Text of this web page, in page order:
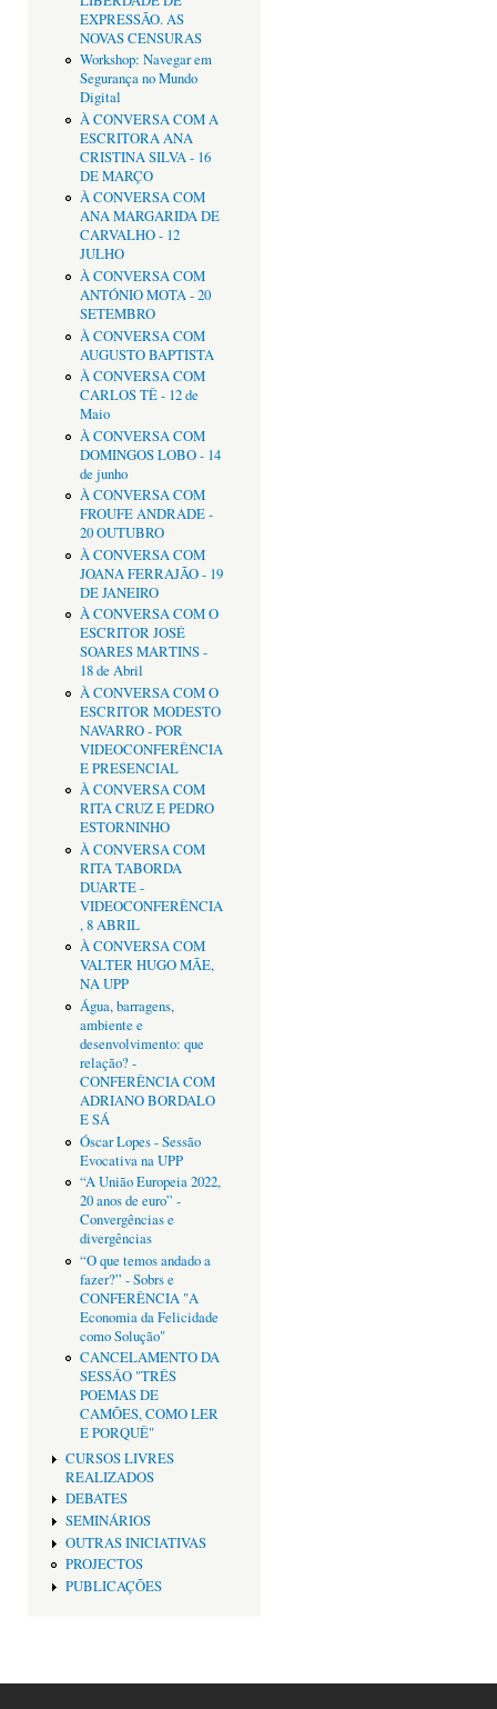
EXPRESSÃO. AS
NOVAS CENSURAS
Workshop: Navegar em
Segurança no Mundo
Digital
À CONVERSA COM A
ESCRITORA ANA
CRISTINA SILVA - 16
DE MARÇO
À CONVERSA COM
ANA MARGARIDA DE
CARVALHO - 12
JULHO
À CONVERSA COM
ANTÓNIO MOTA - 20
SETEMBRO
À CONVERSA COM
AUGUSTO BAPTISTA
À CONVERSA COM
CARLOS TÊ - 12 de
Maio
À CONVERSA COM
DOMINGOS LOBO - 14
de junho
À CONVERSA COM
FROUFE ANDRADE -
20 OUTUBRO
À CONVERSA COM
JOANA FERRAJÃO - 19
DE JANEIRO
À CONVERSA COM O
ESCRITOR JOSÉ
SOARES MARTINS -
18 de Abril
À CONVERSA COM O
ESCRITOR MODESTO
NAVARRO - POR
VIDEOCONFERÊNCIA
E PRESENCIAL
À CONVERSA COM
RITA CRUZ E PEDRO
ESTORNINHO
À CONVERSA COM
RITA TABORDA
DUARTE -
VIDEOCONFERÊNCIA
, 8 ABRIL
À CONVERSA COM
VALTER HUGO MÃE,
NA UPP
Água, barragens,
ambiente e
desenvolvimento: que
relação? -
CONFERÊNCIA COM
ADRIANO BORDALO
E SÁ
Óscar Lopes - Sessão
Evocativa na UPP
“A União Europeia 2022,
20 anos de euro” -
Convergências e
divergências
“O que temos andado a
fazer?” - Sobrs e
CONFERÊNCIA "A
Economia da Felicidade
como Solução"
CANCELAMENTO DA
SESSÂO "TRÊS
POEMAS DE
CAMÕES, COMO LER
E PORQUÊ"
CURSOS LIVRES
REALIZADOS
DEBATES
SEMINÁRIOS
OUTRAS INICIATIVAS
PROJECTOS
PUBLICAÇÕES